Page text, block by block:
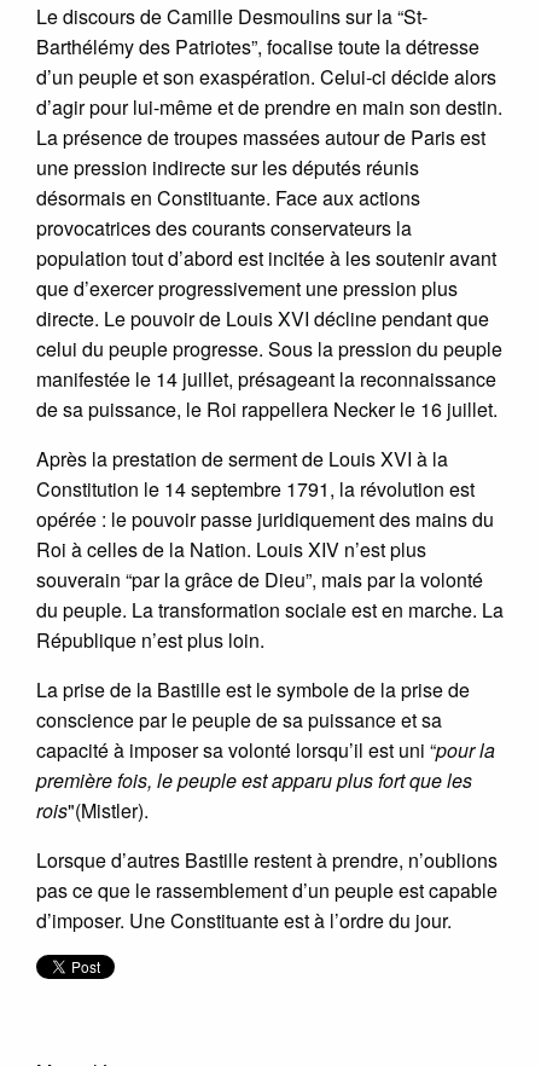
Le discours de Camille Desmoulins sur la “St-
Barthélémy des Patriotes”, focalise toute la détresse
d’un peuple et son exaspération. Celui-ci décide alors
d’agir pour lui-même et de prendre en main son destin.
La présence de troupes massées autour de Paris est
une pression indirecte sur les députés réunis
désormais en Constituante. Face aux actions
provocatrices des courants conservateurs la
population tout d’abord est incitée à les soutenir avant
que d’exercer progressivement une pression plus
directe. Le pouvoir de Louis XVI décline pendant que
celui du peuple progresse. Sous la pression du peuple
manifestée le 14 juillet, présageant la reconnaissance
de sa puissance, le Roi rappellera Necker le 16 juillet.
Après la prestation de serment de Louis XVI à la
Constitution le 14 septembre 1791, la révolution est
opérée : le pouvoir passe juridiquement des mains du
Roi à celles de la Nation. Louis XIV n’est plus
souverain “par la grâce de Dieu”, mais par la volonté
du peuple. La transformation sociale est en marche. La
République n’est plus loin.
La prise de la Bastille est le symbole de la prise de
conscience par le peuple de sa puissance et sa
capacité à imposer sa volonté lorsqu’il est uni “pour la
première fois, le peuple est apparu plus fort que les
rois"(Mistler).
Lorsque d’autres Bastille restent à prendre, n’oublions
pas ce que le rassemblement d’un peuple est capable
d’imposer. Une Constituante est à l’ordre du jour.